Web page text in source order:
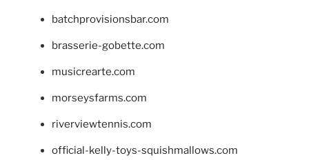
batchprovisionsbar.com
brasserie-gobette.com
musicrearte.com
morseysfarms.com
riverviewtennis.com
official-kelly-toys-squishmallows.com